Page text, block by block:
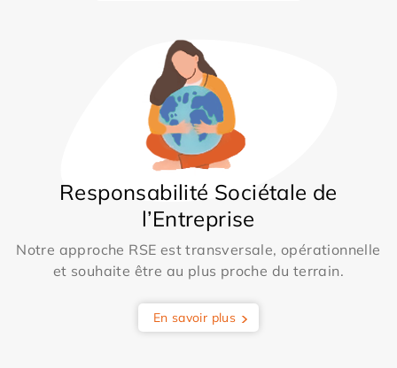
Responsabilité Sociétale de
l’Entreprise
Notre approche RSE est transversale, opérationnelle
et souhaite être au plus proche du terrain.
En savoir plus